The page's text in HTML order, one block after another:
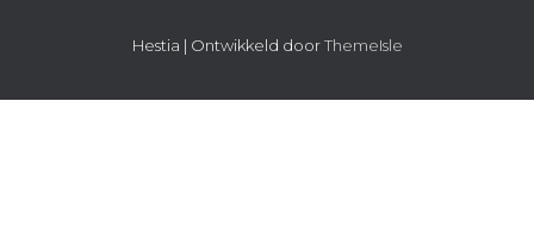
Hestia | Ontwikkeld doorThemeIsle